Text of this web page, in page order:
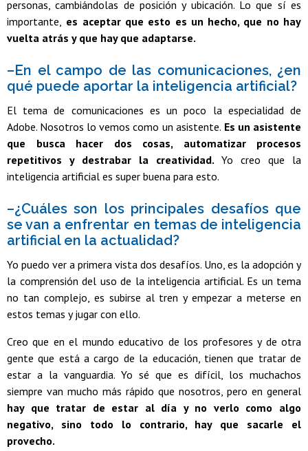
personas, cambiándolas de posición y ubicación. Lo que sí es
importante, es aceptar que esto es un hecho, que no hay
vuelta atrás y que hay que adaptarse.
–En el campo de las comunicaciones, ¿en
qué puede aportar la inteligencia artificial?
El tema de comunicaciones es un poco la especialidad de
Adobe. Nosotros lo vemos como un asistente. Es un asistente
que busca hacer dos cosas, automatizar procesos
repetitivos y destrabar la creatividad. Yo creo que la
inteligencia artificial es super buena para esto.
–¿Cuáles son los principales desafíos que
se van a enfrentar en temas de inteligencia
artificial en la actualidad?
Yo puedo ver a primera vista dos desafíos. Uno, es la adopción y
la comprensión del uso de la inteligencia artificial. Es un tema
no tan complejo, es subirse al tren y empezar a meterse en
estos temas y jugar con ello.
Creo que en el mundo educativo de los profesores y de otra
gente que está a cargo de la educación, tienen que tratar de
estar a la vanguardia. Yo sé que es difícil, los muchachos
siempre van mucho más rápido que nosotros, pero en general
hay que tratar de estar al día y no verlo como algo
negativo, sino todo lo contrario, hay que sacarle el
provecho.